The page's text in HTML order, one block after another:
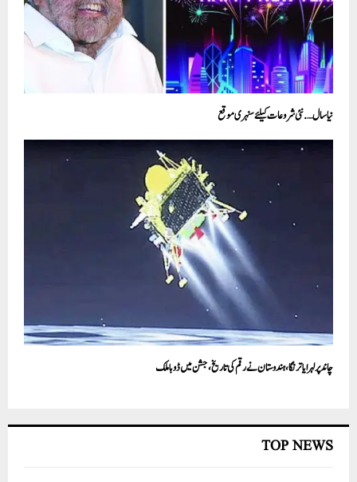
نیا سال…. نئی شروعات کیلئے سنہری موقع
چاندپر لہرایا ترنگا، ہندوستان نے رقم کی تاریخ، جشن میں ڈوبا ملک
TOP NEWS